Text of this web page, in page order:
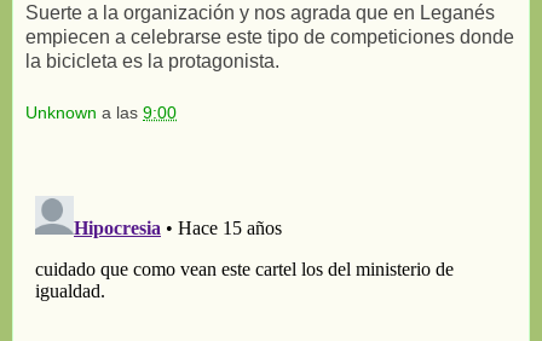
Suerte a la organización y nos agrada que en Leganés
empiecen a celebrarse este tipo de competiciones donde
la bicicleta es la protagonista.
Unknown a las 9:00